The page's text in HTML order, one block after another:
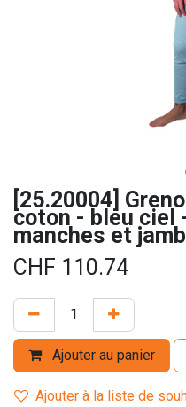
[25.20004]
coton - bleu ciel
manches et
CHF 110.74
Ajouter au panier
Ajouter à la liste de